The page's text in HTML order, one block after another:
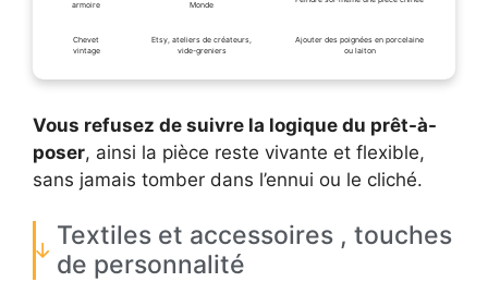
armoire
Monde
Chevet
vintage
Etsy, ateliers de créateurs,
vide-greniers
Ajouter des poignées en porcelaine
ou laiton
Vous refusez de suivre la logique du prêt-à-
poser, ainsi la pièce reste vivante et flexible,
sans jamais tomber dans l’ennui ou le cliché.
Textiles et accessoires , touches
de personnalité